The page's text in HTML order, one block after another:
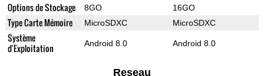
Options de Stockage 8GO 16GO
Type Carte Mémoire MicroSDXC MicroSDXC
Système
d'Exploitation
Android 8.0 Android 8.0
Reseau